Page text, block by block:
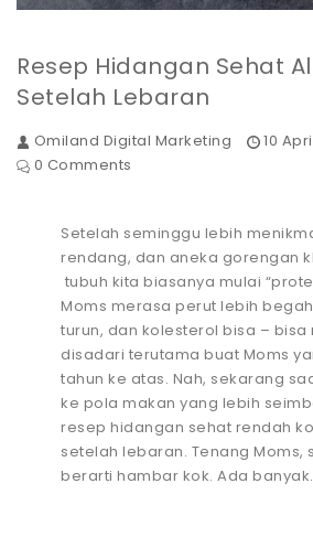
Resep Hidangan Sehat
Setelah Lebaran
Omiland Digital Marketing
10
0 Comments
Setelah seminggu lebih
rendang, dan aneka gorengan
tubuh kita biasanya mulai
Moms merasa perut lebih
turun, dan kolesterol bisa – bisa
disadari terutama buat Moms
tahun ke atas. Nah, sekarang
ke pola makan yang lebih
resep hidangan sehat rendah
setelah lebaran. Tenang Moms,
berarti hambar kok. Ada